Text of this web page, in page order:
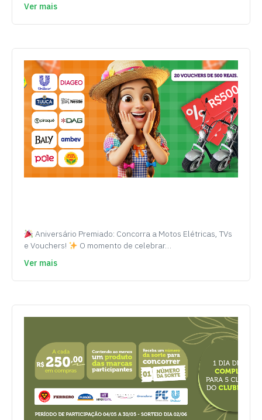
Ver mais
Aniversário Premiado: Concorra a Motos Elétricas, TVs
e Vouchers!
O momento de celebrar…
Ver mais